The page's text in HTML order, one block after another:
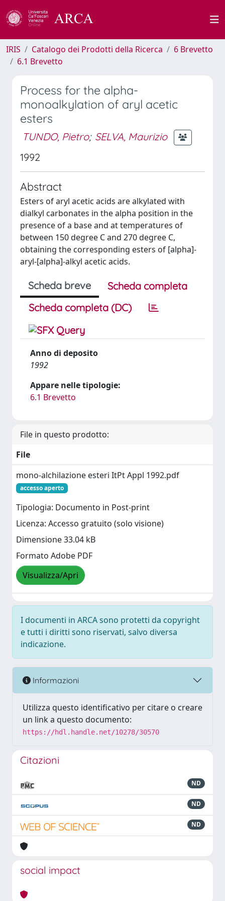
IRIS Catalogo dei Prodotti della Ricerca
6 Brevetto
6.1 Brevetto
Process for the alpha-
monoalkylation of aryl acetic
esters
TUNDO, Pietro; SELVA, Maurizio
1992
Abstract
Esters of aryl acetic acids are alkylated with
dialkyl carbonates in the alpha position in the
presence of a base and at temperatures of
between 150 degree C and 270 degree C,
obtaining the corresponding esters of [alpha]-
aryl-[alpha]-alkyl acetic acids.
Scheda breve
Scheda completa
Scheda completa (DC)
Anno di deposito
1992
Appare nelle tipologie:
6.1 Brevetto
File in questo prodotto:
File
mono-alchilazione esteri ItPt Appl 1992.pdf
accesso aperto
Tipologia: Documento in Post-print
Licenza: Accesso gratuito (solo visione)
Dimensione 33.04 kB
Formato Adobe PDF
Visualizza/Apri
I documenti in ARCA sono protetti da copyright
e tutti i diritti sono riservati, salvo diversa
indicazione.
Informazioni
Utilizza questo identificativo per citare o creare
un link a questo documento:
https://hdl.handle.net/10278/30570
Citazioni
ND
ND
ND
social impact